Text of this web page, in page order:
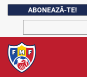
ABONEAZĂ-TE!